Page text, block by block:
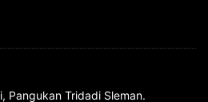
Pangukan Tridadi Sleman.